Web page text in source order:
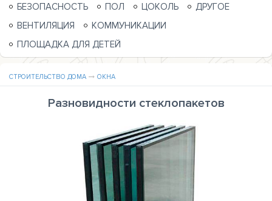
БЕЗОПАСНОСТЬ
ПОЛ ЦОКОЛЬ
ДРУГОЕ
ВЕНТИЛЯЦИЯ
КОММУНИКАЦИИ
ПЛОЩАДКА ДЛЯ ДЕТЕЙ
СТРОИТЕЛЬСТВО ДОМА ОКНА
Разновидности стеклопакетов